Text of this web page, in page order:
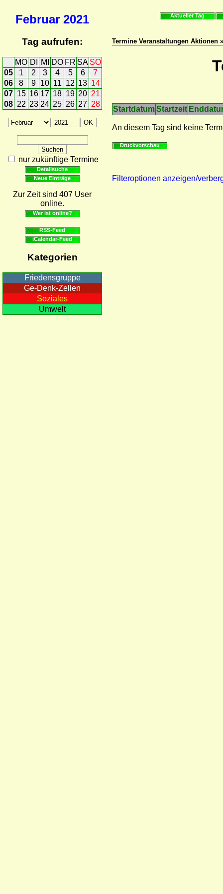
Februar 2021
Tag aufrufen:
MO DI MI DO FR SA SO
05
1 2 3 4 5 6
7
06
8 9 10 11 12 13 14
07 15 16 17 18 19 20 21
08 22 23 24 25 26 27 28
nur zukünftige Termine
Detailsuche
Neue Einträge
Zur Zeit sind 407 User
online.
Wer ist online?
RSS-Feed
iCalendar-Feed
Kategorien
Friedensgruppe
Ge-Denk-Zellen
Soziales
Umwelt
Aktueller Tag
Termine Veranstaltungen Aktionen
StartdatumStartzeit
An diesem Tag sind keine
Druckvorschau
Filteroptionen anzeigen/